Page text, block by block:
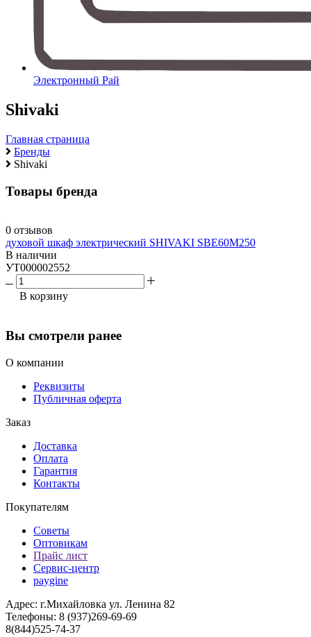
Электронный Рай
Shivaki
Главная страница
Бренды
Shivaki
Товары бренда
0 отзывов
духовой шкаф электрический SHIVAKI SBE60M250
В наличии
УТ000002552
В корзину
Вы смотрели ранее
О компании
Реквизиты
Публичная оферта
Заказ
Доставка
Оплата
Гарантия
Контакты
Покупателям
Советы
Оптовикам
Прайс лист
Сервис-центр
paygine
Адрес: г.Михайловка ул. Ленина 82
Телефоны: 8 (937)269-69-69
8(844)525-74-37